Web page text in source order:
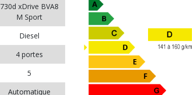
730d xDrive BVA8
M Sport
Diesel
4 portes
5
Automatique